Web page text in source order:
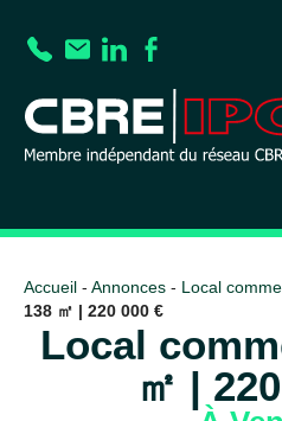
Accueil - Annonces - Local
138 ㎡ | 220 000 €
Local
㎡ |